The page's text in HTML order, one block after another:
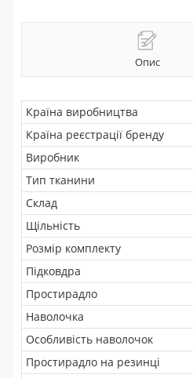
Опис
Країна виробництва
Країна реєстрації бренду
Виробник
Тип тканини
Склад
Щільність
Розмір комплекту
Підковдра
Простирадло
Наволочка
Особливість наволочок
Простирадло на резинці